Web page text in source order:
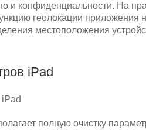
и конфиденциальности. На
геолокации приложения
местоположения
iPad
полную очистку